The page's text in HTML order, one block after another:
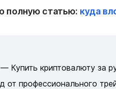
полную статью: куда
Купить криптовалюту за
от профессионального